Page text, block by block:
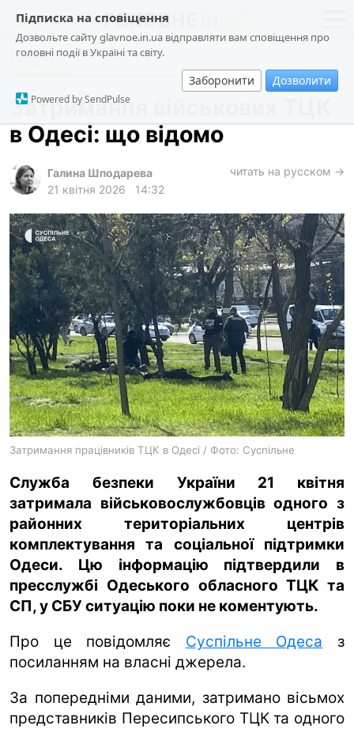
Підписка на сповіщення
Дозвольте сайту glavnoe.in.ua відправляти вам сповіщення про
головні події в Україні та світу.
Заборонити Дозволити
Powered by SendPulse
новини
про проєкт
суспільство
події
кримінал
спорт
лонгріди
харків
архів
gambling
ua ru en
Події
Затримання військових ТЦК
в Одесі: що відомо
Галина Шподарева
21 квітня 2026
14:32
читать на русском →
Затримання працівників ТЦК в Одесі / Фото: Суспільне
Служба безпеки України 21 квітня
затримала військовослужбовців одного з
районних територіальних центрів
комплектування та соціальної підтримки
Одеси. Цю інформацію підтвердили в
пресслужбі Одеського обласного ТЦК та
СП, у СБУ ситуацію поки не коментують.
Про це повідомляє Суспільне Одеса з
посиланням на власні джерела.
За попередніми даними, затримано вісьмох
представників Пересипського ТЦК та одного